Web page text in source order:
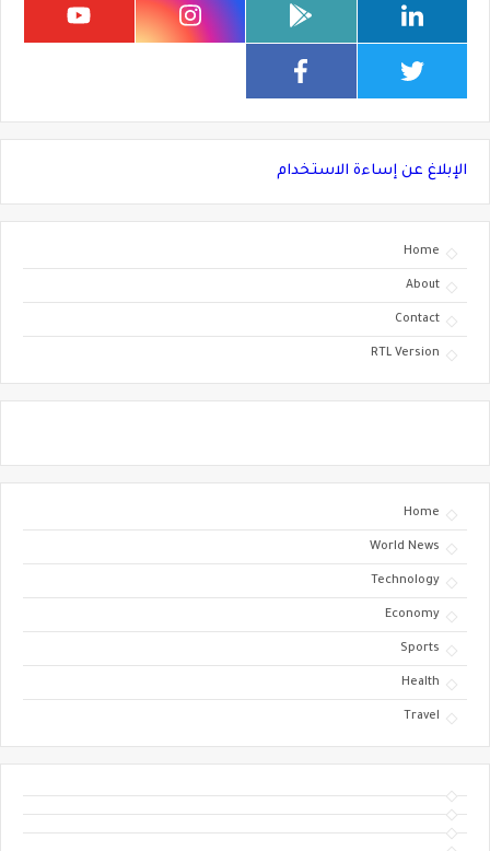
الإبلاغ عن إساءة الاستخدام
Home
About
Contact
RTL Version
Home
World News
Technology
Economy
Sports
Health
Travel